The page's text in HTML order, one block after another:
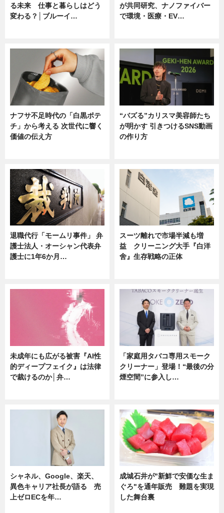
る未来 仕事と暮らしはどう
変わる？│ブルーイ…
が共同研究、ナノファイバー
で環境・医療・EV…
ナフサ不足時代の「白黒ポテ
チ」から考える 次世代に響く
価値の伝え方
“バズる”カリスマ美容師たち
が明かす 引きつけるSNS動画
の作り方
退職代行「モームリ事件」 弁
護士法人・オーシャン代表弁
護士に1年6か月…
スーツ離れで市場半減も増
益 クリーニング大手『白洋
舍』生存戦略の正体
未成年にも広がる被害『AI性
的ディープフェイク』は法律
で裁けるのか│弁…
「家庭用タバコ専用スモーク
クリーナー」登場！“最後の分
煙空間”に参入し…
シャネル、Google、楽天、
異色キャリア社長が語る 売
上ゼロECを年…
成城石井が"新鮮で安価な生ま
ぐろ"を通年販売 難題を実現
した舞台裏